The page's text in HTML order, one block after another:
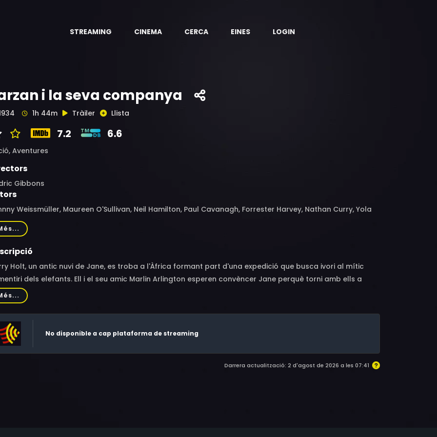
STREAMING CINEMA CERCA EINES LOGIN
i la seva companya
1h 44m Tràiler Llista
7.2 6.6
Aventures
Gibbons
Weissmüller, Maureen O'Sullivan, Neil Hamilton, Paul Cavanagh, Forrester Harvey, Nathan Curry, Yola
Paul Porcasi, Everett Brown
Holt, un antic nuvi de Jane, es troba a l'Àfrica formant part d'una expedició que busca ivori al mític
dels elefants. Ell i el seu amic Marlin Arlington esperen convèncer Jane perquè torni amb ells a
Però Tarzan desaprova el seu projecte de saquejar el cementiri.
No disponible a cap plataforma de streaming
Darrera actualització: 2 d'agost de 2026 a les 07:41